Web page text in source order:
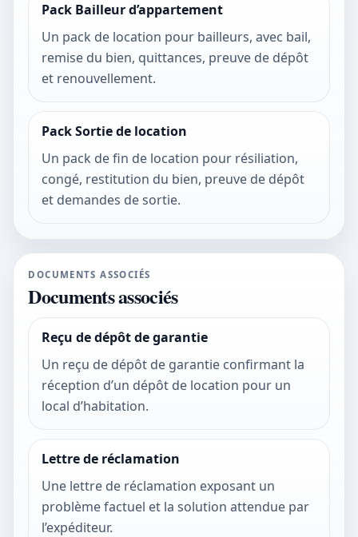
Pack Bailleur d’appartement
Un pack de location pour bailleurs, avec bail,
remise du bien, quittances, preuve de dépôt
et renouvellement.
Pack Sortie de location
Un pack de fin de location pour résiliation,
congé, restitution du bien, preuve de dépôt
et demandes de sortie.
DOCUMENTS ASSOCIÉS
Documents associés
Reçu de dépôt de garantie
Un reçu de dépôt de garantie confirmant la
réception d’un dépôt de location pour un
local d’habitation.
Lettre de réclamation
Une lettre de réclamation exposant un
problème factuel et la solution attendue par
l’expéditeur.